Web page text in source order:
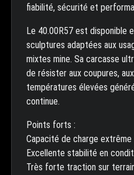
fiabilité, sécurité et
Le 40.00R57 est disponible
sculptures adaptées aux
mixtes mine. Sa carcasse
de résister aux coupures,
températures élevées
continue.
Points forts :
Capacité de charge extrême
Excellente stabilité en
Très forte traction sur